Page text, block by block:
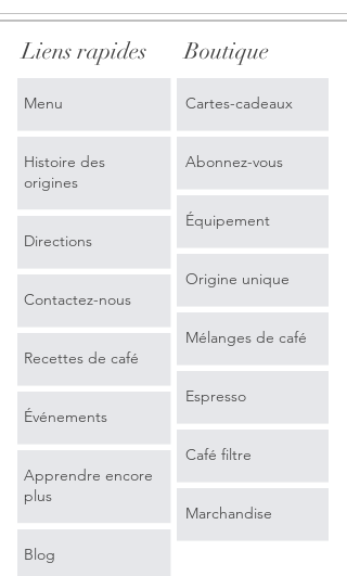
Liens rapides Boutique
Menu
Histoire des
origines
Directions
Contactez-nous
Recettes de café
Événements
Apprendre encore
plus
Blog
Cartes-cadeaux
Abonnez-vous
Équipement
Origine unique
Mélanges de café
Espresso
Café filtre
Marchandise